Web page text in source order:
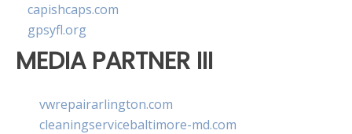
capishcaps.com
gpsyfl.org
MEDIA PARTNER III
vwrepairarlington.com
cleaningservicebaltimore-md.com